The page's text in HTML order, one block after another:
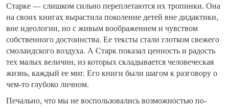
Старке — слишком сильно переплетаются их тропинки. Она
на своих книгах вырастила поколение детей вне дидактики,
вне идеологии, но с живым воображением и чувством
собственного достоинства. Ее тексты стали глотком свежего
смоландского воздуха. А Старк показал ценность и радость
тех малых величин, из которых складывается человеческая
жизнь, каждый ее миг. Его книги были шагом к разговору о
чем-то глубоко личном.
Печально, что мы не воспользовались возможностью по-